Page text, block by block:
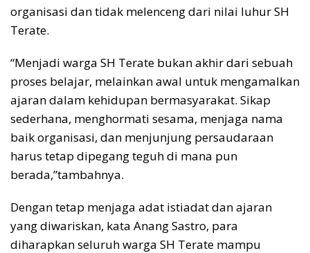
organisasi dan tidak melenceng dari nilai luhur SH
Terate.
“Menjadi warga SH Terate bukan akhir dari sebuah
proses belajar, melainkan awal untuk mengamalkan
ajaran dalam kehidupan bermasyarakat. Sikap
sederhana, menghormati sesama, menjaga nama
baik organisasi, dan menjunjung persaudaraan
harus tetap dipegang teguh di mana pun
berada,”tambahnya.
Dengan tetap menjaga adat istiadat dan ajaran
yang diwariskan, kata Anang Sastro, para
diharapkan seluruh warga SH Terate mampu